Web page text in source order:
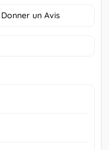
Donner un Avis